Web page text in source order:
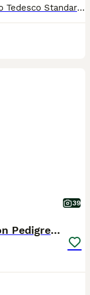
​Disponibili splendidi cuccioli di Bassotto Tedesco Standard, nati il 16 Luglio. ​I cuccioli sono due: ​1 Maschio: Nero Focato ​1 Femmina: Fulva ​Verranno ceduti in ottima salute, già svermati e vaccinati. ​Cresciuti in ambiente familiare, affettuosi e vivaci, pronti per essere accolti nella loro nuova casa non appena completato il ciclo di svezzamento e le prime profilassi.
39
Cuccioli Rhodesian Ridgeback con Pedigree ENCI